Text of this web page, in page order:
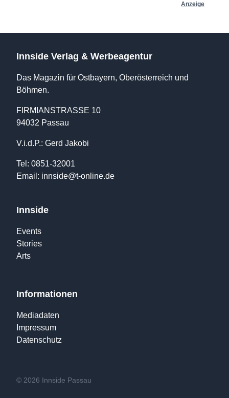
Anzeige
Innside Verlag & Werbeagentur
Das Magazin für Ostbayern, Oberösterreich und
Böhmen.
FIRMIANSTRASSE 10
94032 Passau
V.i.d.P.: Gerd Jakobi
Tel: 0851-32001
Email: innside@t-online.de
Innside
Events
Stories
Arts
Informationen
Mediadaten
Impressum
Datenschutz
© 2026 Innside Passau